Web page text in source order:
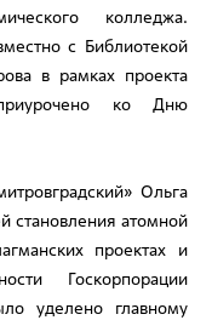
колледжа.
с Библиотекой
в рамках проекта
ко Дню
Ольга
становления атомной
проектах и
Госкорпорации
уделено главному